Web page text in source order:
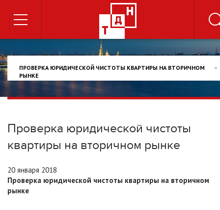
ПРОВЕРКА ЮРИДИЧЕСКОЙ ЧИСТОТЫ КВАРТИРЫ НА ВТОРИЧНОМ
РЫНКЕ
Проверка юридической чистоты
квартиры на вторичном рынке
20 января 2018
Проверка юридической чистоты квартиры на вторичном
рынке